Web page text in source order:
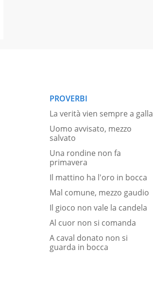
PROVERBI
La verità vien sempre a galla
Uomo avvisato, mezzo
salvato
Una rondine non fa
primavera
Il mattino ha l'oro in bocca
Mal comune, mezzo gaudio
Il gioco non vale la candela
Al cuor non si comanda
A caval donato non si
guarda in bocca